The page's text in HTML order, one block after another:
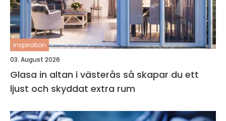
inspiration
03. August 2026
Glasa in altan i västerås så skapar du ett
ljust och skyddat extra rum